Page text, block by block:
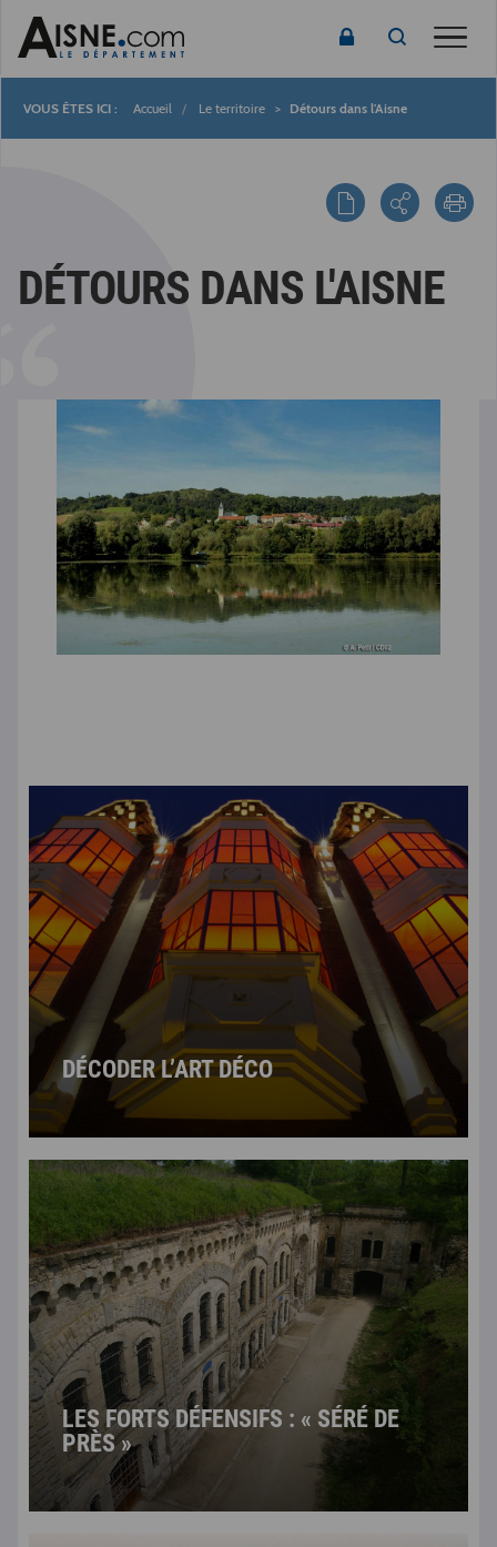
Fil
Accueil Le territoire Détours dans l'Aisne
DÉTOURS DANS L'AISNE
DÉCODER L’ART DÉCO
LES FORTS DÉFENSIFS : « SÉRÉ DE
PRÈS »